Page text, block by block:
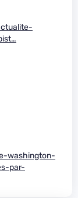
washington-
par-